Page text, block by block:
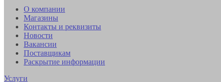
О компании
Магазины
Контакты и реквизиты
Новости
Вакансии
Поставщикам
Раскрытие информации
Услуги